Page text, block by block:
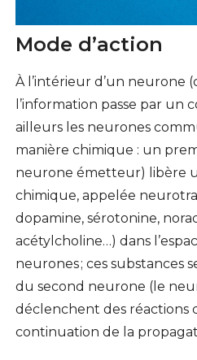
Mode d’action
À l’intérieur d’un neurone
l’information passe par un
ailleurs les neurones
manière chimique : un
neurone émetteur) libère
chimique, appelée
dopamine, sérotonine,
acétylcholine…) dans
neurones ; ces substances
du second neurone (le
déclenchent des réactions
continuation de la